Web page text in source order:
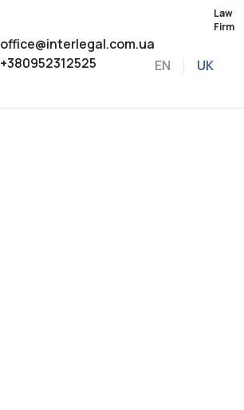
Law
Firm
office@interlegal.com.ua
+380952312525
EN UK